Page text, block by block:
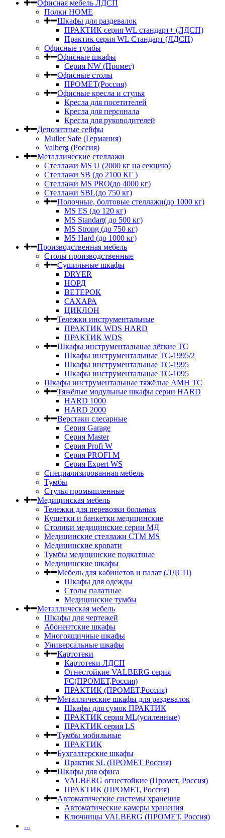
Офисная мебель ЛДСП
Полки HOME
Шкафы для раздевалок
ПРАКТИК серия WL стандарт+ (ЛДСП)
Практик серия WL Стандарт (ЛДСП)
Офисные тумбы
Офисные шкафы
Серия NW (Промет)
Офисные столы
ПРОМЕТ(Россия)
Офисные кресла и стулья
Кресла для посетителей
Кресла для персонала
Кресла для руководителей
Депозитные сейфы
Muller Safe (Германия)
Valberg (Россия)
Металлические стеллажи
Стеллажи MS U (2000 кг на секцию)
Стеллажи SB (до 2100 КГ )
Стеллажи MS PRO(до 4000 кг)
Стеллажи SBL(до 750 кг)
Полочные, болтовые стеллажи(до 1000 кг)
MS ES (до 120 кг)
MS Standart( до 500 кг)
MS Strong (до 750 кг)
MS Hard (до 1000 кг)
Производственная мебель
Столы производственные
Сушильные шкафы
DRYER
НОРД
ВЕТЕРОК
САХАРА
ЦИКЛОН
Тележки инструментальные
ПРАКТИК WDS HARD
ПРАКТИК WDS
Шкафы инструментальные лёгкие ТС
Шкафы инструментальные ТС-1995/2
Шкафы инструментальные TC-1995
Шкафы инструментальные TC-1095
Шкафы инструментальные тяжёлые AMH TC
Тяжёлые модульные шкафы серии HARD
HARD 1000
HARD 2000
Верстаки слесарные
Серия Garage
Серия Master
Серия Profi W
Серия PROFI M
Серия Expert WS
Специализированная мебель
Тумбы
Стулья промышленные
Медицинская мебель
Тележки для перевозки больных
Кушетки и банкетки медицинские
Столики медицинские серии МД
Медицинские стеллажи СТМ MS
Медицинские кровати
Тумбы медицинские подкатные
Медицинские шкафы
Мебель для кабинетов и палат (ЛДСП)
Шкафы для одежды
Столы палатные
Медицинские тумбы
Металлическая мебель
Шкафы для чертежей
Абонентские шкафы
Многоящичные шкафы
Универсальные шкафы
Картотеки
Картотеки ЛДСП
Огнестойкие VALBERG серия
FC(ПРОМЕТ,Россия)
ПРАКТИК (ПРОМЕТ,Россия)
Металлические шкафы для раздевалок
Шкафы для сумок ПРАКТИК
ПРАКТИК серия ML(усиленные)
ПРАКТИК серия LS
Тумбы мобильные
ПРАКТИК
Бухгалтерские шкафы
Практик SL (ПРОМЕТ Россия)
Шкафы для офиса
VALBERG огнестойкие (Промет, Россия)
ПРАКТИК (ПРОМЕТ, Россия)
Автоматические системы хранения
Автоматические камеры хранения
Ключницы VALBERG (ПРОМЕТ, Россия)
...